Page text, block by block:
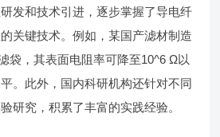
发和技术引进，逐步掌握了导电纤
关键技术。例如，某国产滤材制造
袋，其表面电阻率可降至10^6 Ω以
。此外，国内科研机构还针对不同
研究，积累了丰富的实践经验。